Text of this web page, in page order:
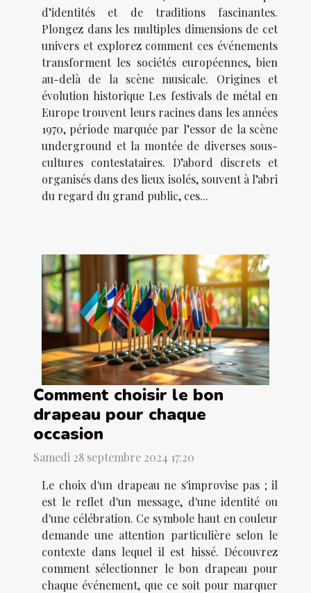
d’identités et de traditions fascinantes.
Plongez dans les multiples dimensions de cet
univers et explorez comment ces événements
transforment les sociétés européennes, bien
au-delà de la scène musicale. Origines et
évolution historique Les festivals de métal en
Europe trouvent leurs racines dans les années
1970, période marquée par l’essor de la scène
underground et la montée de diverses sous-
cultures contestataires. D’abord discrets et
organisés dans des lieux isolés, souvent à l’abri
du regard du grand public, ces...
Comment choisir le bon
drapeau pour chaque
occasion
Samedi 28 septembre 2024 17:20
Le choix d'un drapeau ne s'improvise pas ; il
est le reflet d'un message, d'une identité ou
d'une célébration. Ce symbole haut en couleur
demande une attention particulière selon le
contexte dans lequel il est hissé. Découvrez
comment sélectionner le bon drapeau pour
chaque événement, que ce soit pour marquer